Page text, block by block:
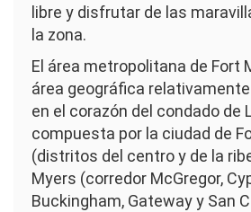
libre y disfrutar de las
la zona.
El área metropolitana de Fort
área geográfica
en el corazón del condado de
compuesta por la ciudad de
(distritos del centro y de la
Myers (corredor McGregor,
Buckingham, Gateway y San